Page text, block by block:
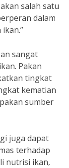
salah satu
dalam
sangat
Pakan
tingkat
kematian
sumber
juga dapat
terhadap
nutrisi ikan,